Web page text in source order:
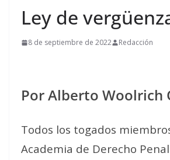
Ley de
8 de septiembre de 2022 Redacción
Por Alberto Woolrich
Todos los togados
Academia de Derecho